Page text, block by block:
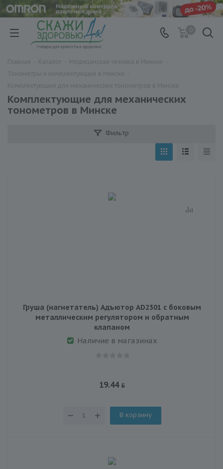
Комплектующие для механических
тонометров в Минске
Фильтр
Груша (нагнетатель) Адъютор AD2301 с боковым
металлическим регулятором и обратным
клапаном
Наличие в магазинах
19.44
В корзину